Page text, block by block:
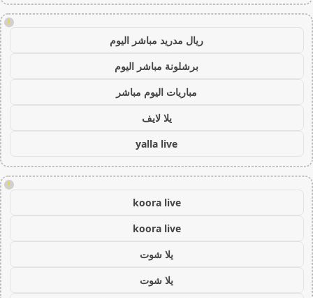
!
ريال مدريد مباشر اليوم
برشلونة مباشر اليوم
مباريات اليوم مباشر
يلا لايف
yalla live
!
koora live
koora live
يلا شوت
يلا شوت